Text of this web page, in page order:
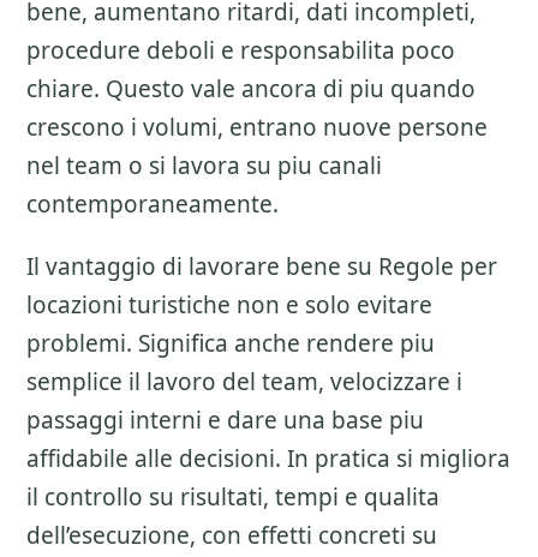
bene, aumentano ritardi, dati incompleti,
procedure deboli e responsabilita poco
chiare. Questo vale ancora di piu quando
crescono i volumi, entrano nuove persone
nel team o si lavora su piu canali
contemporaneamente.
Il vantaggio di lavorare bene su Regole per
locazioni turistiche non e solo evitare
problemi. Significa anche rendere piu
semplice il lavoro del team, velocizzare i
passaggi interni e dare una base piu
affidabile alle decisioni. In pratica si migliora
il controllo su risultati, tempi e qualita
dell’esecuzione, con effetti concreti su